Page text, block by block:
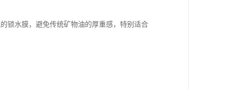
锁水膜，避免传统矿物油的厚重感，特别适合